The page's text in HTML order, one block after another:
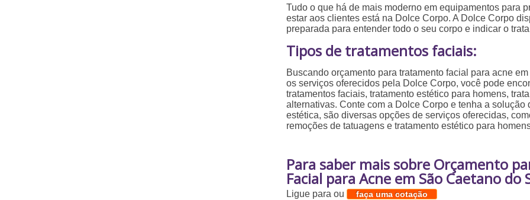
Tudo o que há de mais moderno em equipamentos para
estar aos clientes está na Dolce Corpo. A Dolce Corpo
preparada para entender todo o seu corpo e indicar o
Tipos de tratamentos faciais:
Buscando orçamento para tratamento facial para acne
os serviços oferecidos pela Dolce Corpo, você pode
tratamentos faciais, tratamento estético para homens,
alternativas. Conte com a Dolce Corpo e tenha a solução
estética, são diversas opções de serviços oferecidas,
remoções de tatuagens e tratamento estético para
Para saber mais sobre Orçamento
Facial para Acne em São Caetano do
Ligue paraou faça uma cotação